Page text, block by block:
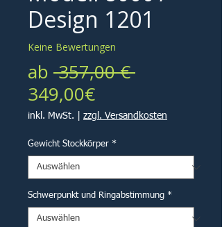
Design 1201
Keine Bewertungen
ab 357,00 €
349,00€Sale-
Preis
inkl. MwSt. zzgl. Versandkosten
Gewicht Stockkörper *
Schwerpunkt und Ringabstimmung *